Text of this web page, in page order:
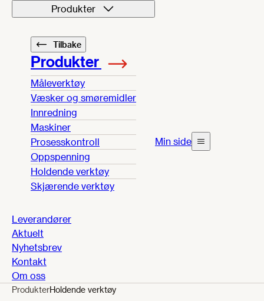
Produkter
Tilbake
Produkter
Måleverktøy
Væsker og smøremidler
Innredning
Maskiner
Prosesskontroll
Oppspenning
Holdende verktøy
Skjærende verktøy
Leverandører
Aktuelt
Nyhetsbrev
Kontakt
Om oss
Min side
ProdukterHoldende verktøy